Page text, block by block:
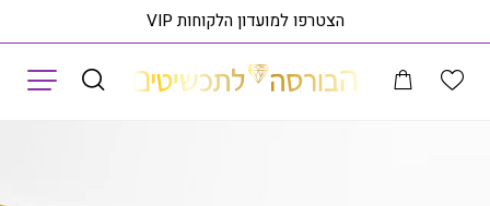
הצטרפו למועדון הלקוחות VIP